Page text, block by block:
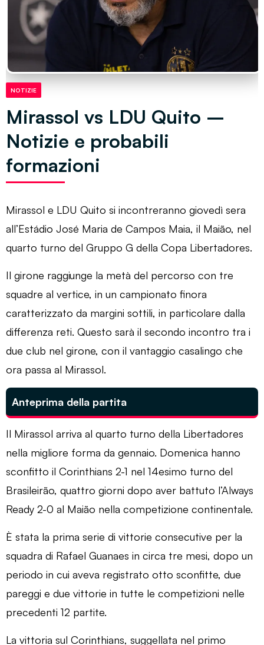
NOTIZIE
Mirassol vs LDU Quito –
Notizie e probabili
formazioni
Mirassol e LDU Quito si incontreranno giovedì sera
all’Estádio José Maria de Campos Maia, il Maião, nel
quarto turno del Gruppo G della Copa Libertadores.
Il girone raggiunge la metà del percorso con tre
squadre al vertice, in un campionato finora
caratterizzato da margini sottili, in particolare dalla
differenza reti. Questo sarà il secondo incontro tra i
due club nel girone, con il vantaggio casalingo che
ora passa al Mirassol.
Anteprima della partita
Il Mirassol arriva al quarto turno della Libertadores
nella migliore forma da gennaio. Domenica hanno
sconfitto il Corinthians 2-1 nel 14esimo turno del
Brasileirão, quattro giorni dopo aver battuto l’Always
Ready 2-0 al Maião nella competizione continentale.
È stata la prima serie di vittorie consecutive per la
squadra di Rafael Guanaes in circa tre mesi, dopo un
periodo in cui aveva registrato otto sconfitte, due
pareggi e due vittorie in tutte le competizioni nelle
precedenti 12 partite.
La vittoria sul Corinthians, suggellata nel primo